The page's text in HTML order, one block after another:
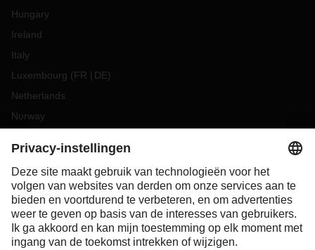
Hungary
Ireland
Italy
Luxembourg (FR DE)
Netherlands
Norway
Romania
Slovakia
Spain
Sweden